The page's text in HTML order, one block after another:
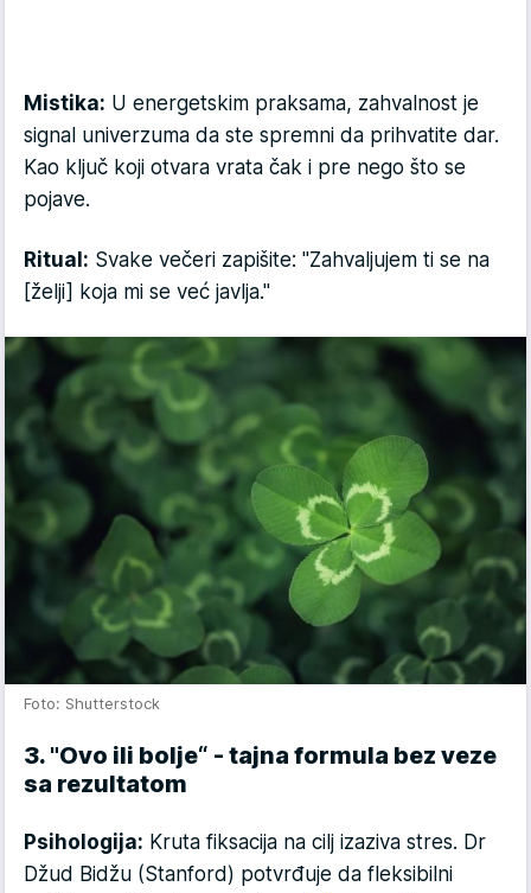
Mistika: U energetskim praksama, zahvalnost je
signal univerzuma da ste spremni da prihvatite dar.
Kao ključ koji otvara vrata čak i pre nego što se
pojave.
Ritual: Svake večeri zapišite: "Zahvaljujem ti se na
[želji] koja mi se već javlja."
Foto: Shutterstock
3. "Ovo ili bolje“ - tajna formula bez veze
sa rezultatom
Psihologija: Kruta fiksacija na cilj izaziva stres. Dr
Džud Bidžu (Stanford) potvrđuje da fleksibilni